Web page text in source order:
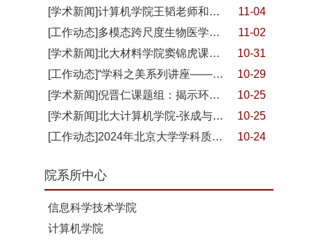
[学术新闻]计算机学院王韬老师和崔斌老师主编教材分别入选“十四五”国家重点出版物出版规划“人工智能+”关键理论与核心技术丛书
11-04
[工作动态]多模态跨尺度生物医学成像设施通过工艺性能自验收
11-02
[学术新闻]北大材料学院窦锦虎课题组在《Nature Communications》发文，报道配位聚合物单晶的超导特性
10-31
[工作动态]“学科之美系列讲座——工学之美”第一讲举行，周超主讲“航空发动机原理和技术发展历程”
10-29
[学术新闻]倪晋仁课题组：揭示环境中DPANN古菌病毒和宿主互作机制
10-25
[学术新闻]北大计算机学院-张成与定量生物中心-钱珑联合团队在Nature发文报道：DNA活字印刷术
10-25
[工作动态]2024年北京大学学科质量年博士生论坛 — “力学与交叉学科国际博士生论坛”成功举办
10-24
院系所中心
信息科学技术学院
计算机学院